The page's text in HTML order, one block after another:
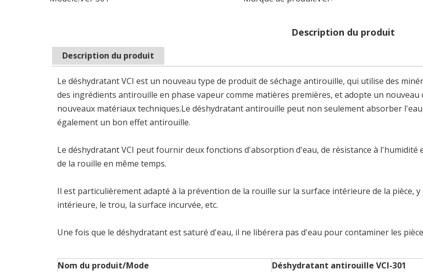
Description du produit
Description du produit
Le déshydratant VCI est un nouveau type de produit de séchage antirouille, qui utilise des
des ingrédients antirouille en phase vapeur comme matières premières, et adopte un nouveau
nouveaux matériaux techniques.Le déshydratant antirouille peut non seulement absorber
également un bon effet antirouille.
Le déshydratant VCI peut fournir deux fonctions d'absorption d'eau, de résistance à l'humidité
de la rouille en même temps.
Il est particulièrement adapté à la prévention de la rouille sur la surface intérieure de la pièce, y
intérieure, le trou, la surface incurvée, etc.
Une fois que le déshydratant est saturé d'eau, il ne libérera pas d'eau pour contaminer les
Nom du produit/Mode
Déshydratant antirouille VCI-301